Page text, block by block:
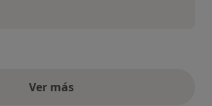
Ver másopiniones anteriores